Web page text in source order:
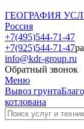
ГЕОГРАФИЯ
Россия
+7(495)544-71-47
+7(925)544-71-47
info@kdr-group.ru
Обратный звонок
Меню
Вывоз грунта
котлована